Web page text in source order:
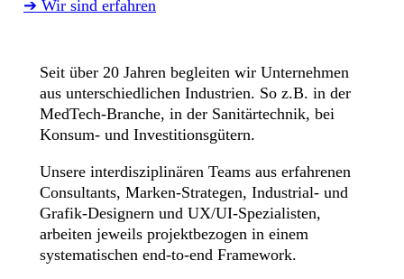
➔ Wir sind erfahren
Seit über 20 Jahren begleiten wir Unternehmen
aus unterschiedlichen Industrien. So z.B. in der
MedTech-Branche, in der Sanitärtechnik, bei
Konsum- und Investitionsgütern.
Unsere interdisziplinären Teams aus erfahrenen
Consultants, Marken-Strategen, Industrial- und
Grafik-Designern und UX/UI-Spezialisten,
arbeiten jeweils projektbezogen in einem
systematischen end-to-end Framework.